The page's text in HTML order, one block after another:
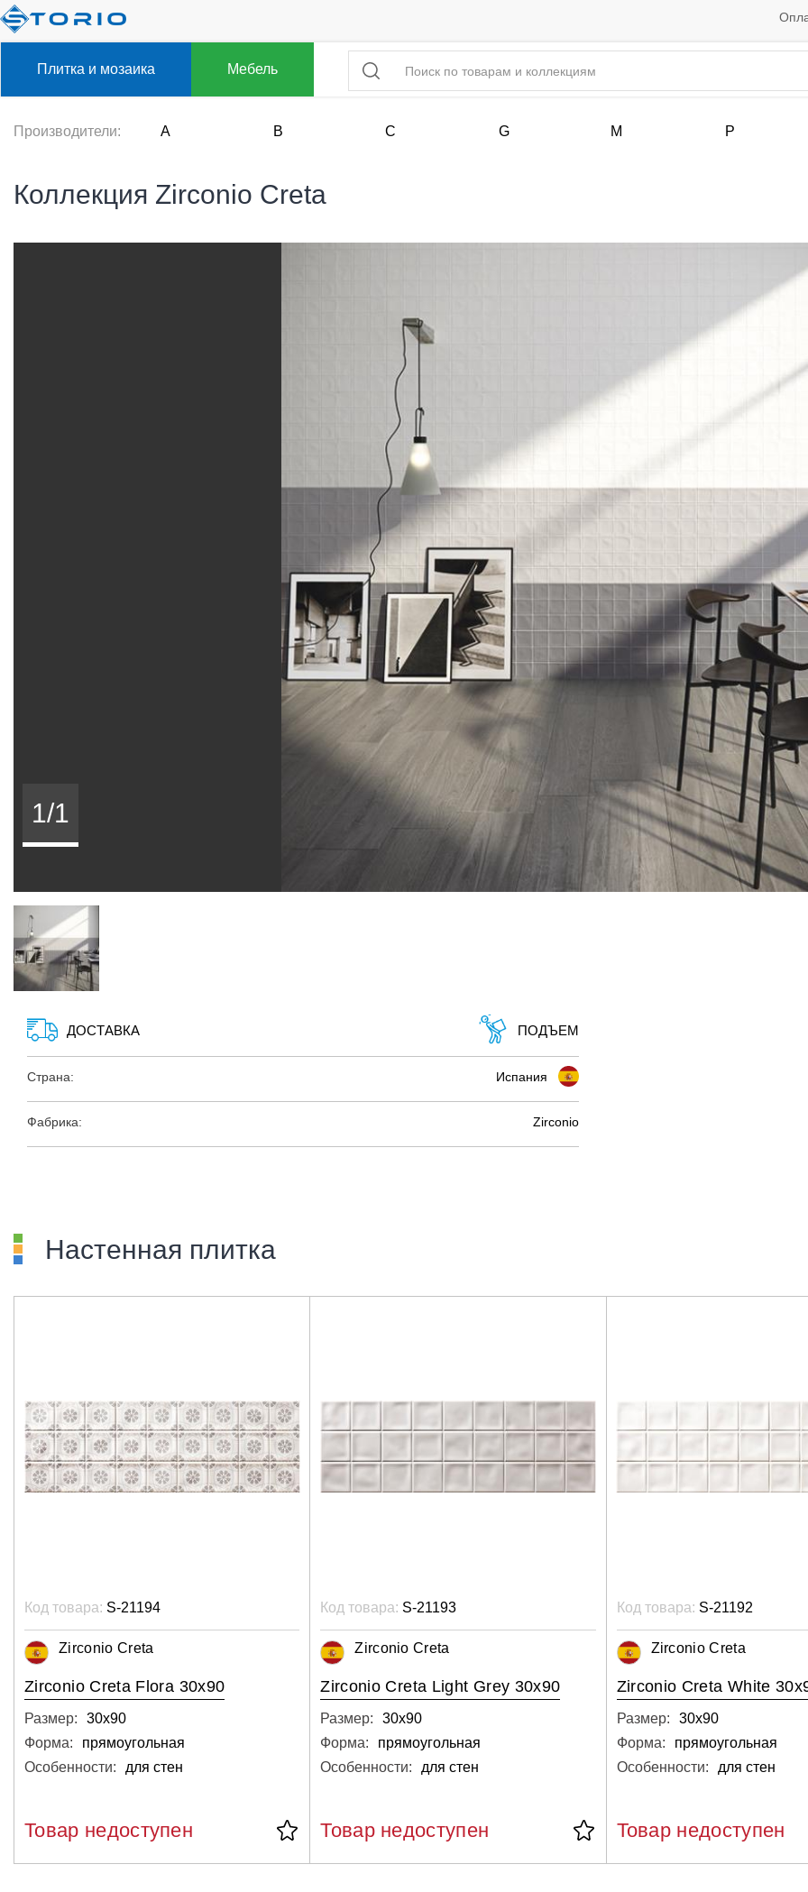
Плитка и мозаика Мебель
Производители: A B C G M P
Коллекция Zirconio Creta
1/1
ДОСТАВКА ПОДЪЕМ
Страна: Испания
Фабрика: Zirconio
Настенная плитка
Код товара: S-21194
Zirconio Creta
Zirconio Creta Flora 30x90
Размер:
30х90
Форма:
прямоугольная
Особенности:
для стен
Товар недоступен
Код товара: S-21193
Zirconio Creta
Zirconio Creta Light Grey 30x90
Размер:
30х90
Форма:
прямоугольная
Особенности:
для стен
Товар недоступен
Код товара: S-21192
Zirconio Creta
Zirconio Creta White
Размер:
30х90
Форма:
прямоугольная
Особенности:
для стен
Товар недоступен